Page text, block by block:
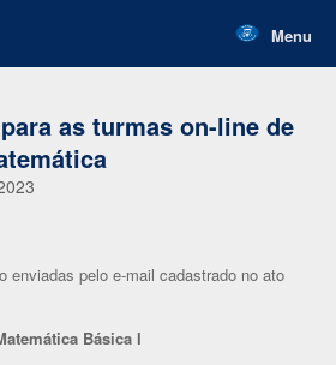
Menu
as turmas on-line de
enviadas pelo e-mail cadastrado no ato
Básica I